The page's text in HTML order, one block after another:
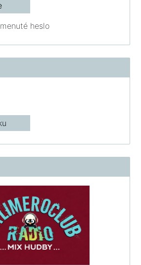
heslo